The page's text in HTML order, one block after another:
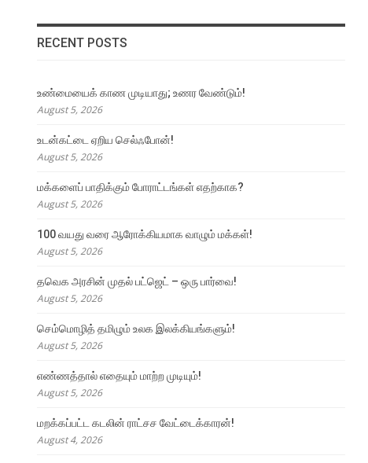
RECENT POSTS
உண்மையைக் காண முடியாது; உணர வேண்டும்!
August 5, 2026
உடன்கட்டை ஏறிய செல்ஃபோன்!
August 5, 2026
மக்களைப் பாதிக்கும் போராட்டங்கள் எதற்காக?
August 5, 2026
100 வயது வரை ஆரோக்கியமாக வாழும் மக்கள்!
August 5, 2026
தவெக அரசின் முதல் பட்ஜெட் – ஒரு பார்வை!
August 5, 2026
செம்மொழித் தமிழும் உலக இலக்கியங்களும்!
August 5, 2026
எண்ணத்தால் எதையும் மாற்ற முடியும்!
August 5, 2026
மறக்கப்பட்ட கடலின் ராட்சச வேட்டைக்காரன்!
August 4, 2026